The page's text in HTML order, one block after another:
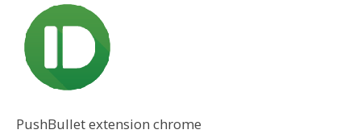
PushBullet extension chrome